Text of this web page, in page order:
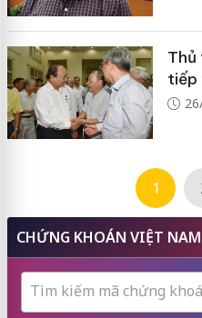
Thủ
tiếp
1
CHỨNG KHOÁN VIỆT NAM
Tìm kiếm mã chứng